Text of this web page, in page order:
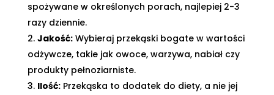
spożywane w określonych porach, najlepiej 2-3
razy dziennie.
Jakość:Wybieraj przekąski bogate w wartości
odżywcze, takie jak owoce, warzywa, nabiał czy
produkty pełnoziarniste.
Ilość:Przekąska to dodatek do diety, a nie jej